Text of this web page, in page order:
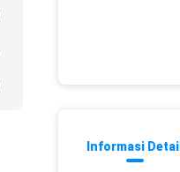
Informasi Detail